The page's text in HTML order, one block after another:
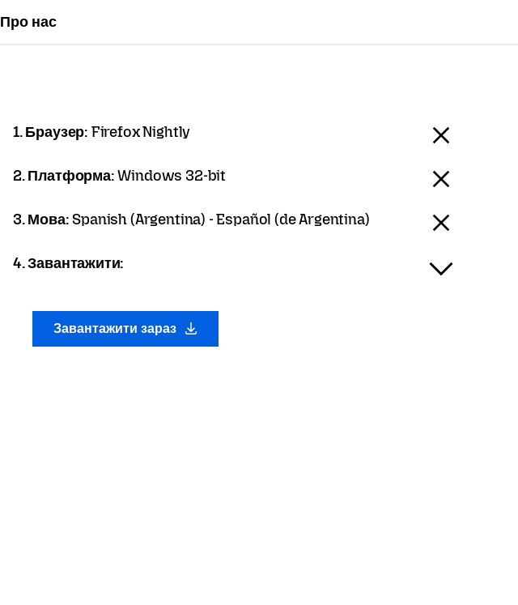
Про нас
1. Браузер: Firefox Nightly
2. Платформа:Windows 32-bit
3. Мова: Spanish (Argentina) - Español (de Argentina)
4. Завантажити:
Завантажити зараз